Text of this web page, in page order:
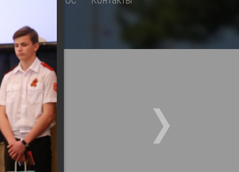
Экспертиза действующих
нормативных правовых актов
Оценка применения
Муниципальный контроль
Формы обращений
Градостроительная деятельность